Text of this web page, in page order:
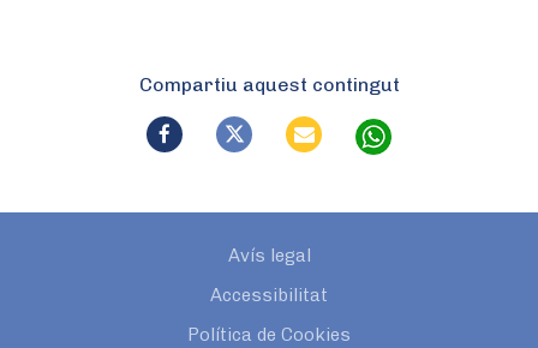
Compartiu aquest contingut
Avís legal
Accessibilitat
Política de Cookies